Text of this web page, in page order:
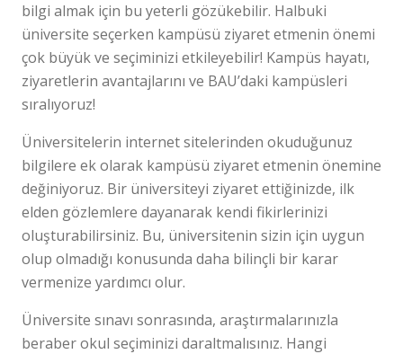
bilgi almak için bu yeterli gözükebilir. Halbuki
üniversite seçerken kampüsü ziyaret etmenin önemi
çok büyük ve seçiminizi etkileyebilir! Kampüs hayatı,
ziyaretlerin avantajlarını ve BAU’daki kampüsleri
sıralıyoruz!
Üniversitelerin internet sitelerinden okuduğunuz
bilgilere ek olarak kampüsü ziyaret etmenin önemine
değiniyoruz. Bir üniversiteyi ziyaret ettiğinizde, ilk
elden gözlemlere dayanarak kendi fikirlerinizi
oluşturabilirsiniz. Bu, üniversitenin sizin için uygun
olup olmadığı konusunda daha bilinçli bir karar
vermenize yardımcı olur.
Üniversite sınavı sonrasında, araştırmalarınızla
beraber okul seçiminizi daraltmalısınız. Hangi